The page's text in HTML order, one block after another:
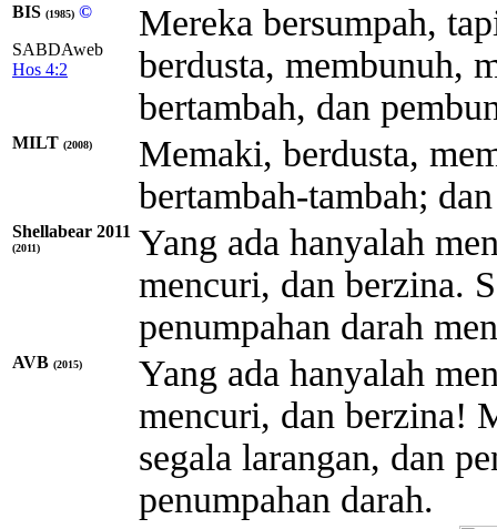
BIS (1985) ©
SABDAweb
Hos 4:2
Mereka bersumpah,
berdusta, membunuh,
bertambah, dan
MILT (2008)
Memaki, berdusta,
bertambah-tambah;
Shellabear 2011
(2011)
Yang ada hanyalah
mencuri, dan berzina.
penumpahan darah
AVB (2015)
Yang ada hanyalah
mencuri, dan berzina!
segala larangan, dan
penumpahan darah.